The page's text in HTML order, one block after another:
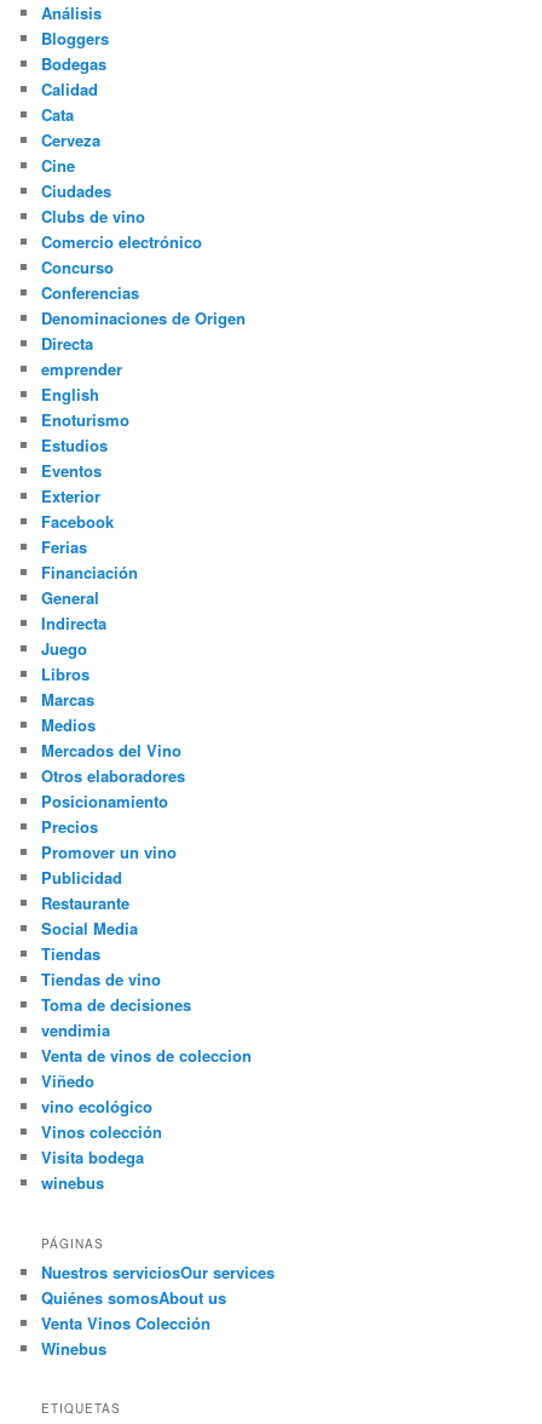
Análisis
Bloggers
Bodegas
Calidad
Cata
Cerveza
Cine
Ciudades
Clubs de vino
Comercio electrónico
Concurso
Conferencias
Denominaciones de Origen
Directa
emprender
English
Enoturismo
Estudios
Eventos
Exterior
Facebook
Ferias
Financiación
General
Indirecta
Juego
Libros
Marcas
Medios
Mercados del Vino
Otros elaboradores
Posicionamiento
Precios
Promover un vino
Publicidad
Restaurante
Social Media
Tiendas
Tiendas de vino
Toma de decisiones
vendimia
Venta de vinos de coleccion
Viñedo
vino ecológico
Vinos colección
Visita bodega
winebus
PÁGINAS
Nuestros serviciosOur services
Quiénes somosAbout us
Venta Vinos Colección
Winebus
ETIQUETAS